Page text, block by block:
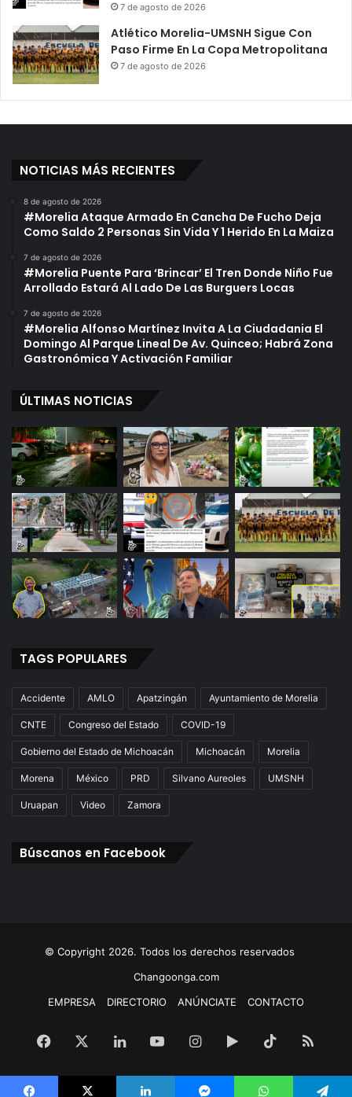
7 de agosto de 2026
Atlético Morelia-UMSNH Sigue Con
Paso Firme En La Copa Metropolitana
7 de agosto de 2026
NOTICIAS MÁS RECIENTES
8 de agosto de 2026
#Morelia Ataque Armado En Cancha De Fucho Deja
Como Saldo 2 Personas Sin Vida Y 1 Herido En La Maiza
7 de agosto de 2026
#Morelia Puente Para ‘Brincar’ El Tren Donde Niño Fue
Arrollado Estará Al Lado De Las Burguers Locas
7 de agosto de 2026
#Morelia Alfonso Martínez Invita A La Ciudadania El
Domingo Al Parque Lineal De Av. Quinceo; Habrá Zona
Gastronómica Y Activación Familiar
ÚLTIMAS NOTICIAS
TAGS POPULARES
Accidente AMLO Apatzingán Ayuntamiento de Morelia
CNTE Congreso del Estado COVID-19
Gobierno del Estado de Michoacán Michoacán Morelia
Morena México PRD Silvano Aureoles UMSNH
Uruapan Video Zamora
Búscanos en Facebook
© Copyright 2026. Todos los derechos reservados
Changoonga.com
EMPRESA
DIRECTORIO ANÚNCIATE CONTACTO
Facebook LinkedInYouTubeInstagram
Google
Play
TikTokRSS